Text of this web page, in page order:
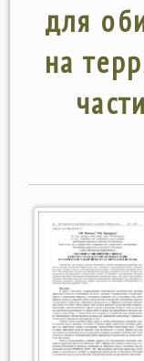
для
на